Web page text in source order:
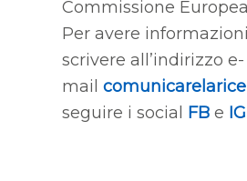
Commissione
Per avere
scrivere all’indirizzo e-
mail
seguire i social
FBe IG